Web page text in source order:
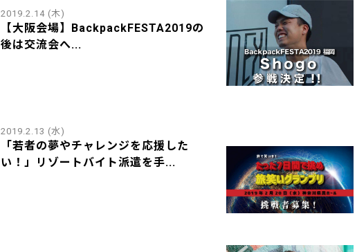
2019.2.14 (木)
【大阪会場】BackpackFESTA2019の
後は交流会へ...
2019.2.13 (水)
「若者の夢やチャレンジを応援した
い！」リゾートバイト派遣を手...